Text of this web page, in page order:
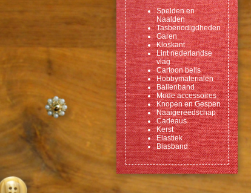
Spelden en
Naalden
Tasbenodigdheden
Garen
Kloskant
Lint nederlandse
vlag
Cartoon bells
Hobbymaterialen
Ballenband
Mode accessoires
Knopen en Gespen
Naaigereedschap
Cadeaus
Kerst
Elastiek
Biasband